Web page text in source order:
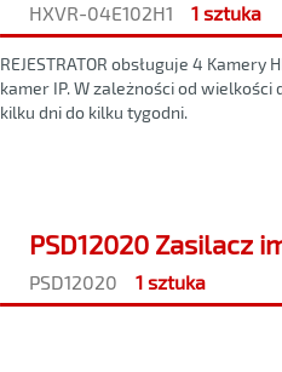
HXVR-04E102H1 1 sztuka
REJESTRATOR obsługuje 4
kamer IP. W zależności od
kilku dni do kilku tygodni.
PSD12020 Zasilacz
PSD12020 1 sztuka